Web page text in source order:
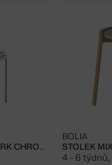
STOLEK SETT LN11, DARK CHROME / BIANCO CARRARA
BOLIA
4 - 6 týdnů,